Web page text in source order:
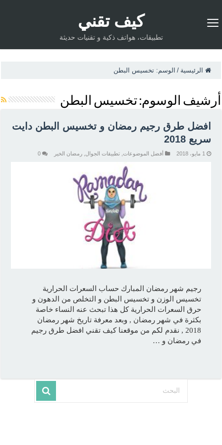
كيف تقني
تطبيقات، هواتف ذكية و تقنيات حديثة
الرئيسية / الوسم:تخسيس البطن
أرشيف الوسوم:تخسيس البطن
افضل طرق رجيم رمضان و تخسيس البطن دايت
سريع 2018
1 مايو، 2018 أفضل الموضوعات ,تطبيقات الجوال ,رمضان الخير 0
رجيم شهر رمضان المبارك حساب السعرات الحرارية
تخسيس الوزن و تخسيس البطن و التخلص من الدهون و
حرق السعرات الحرارية كل هذا تبحث عنه النساء خاصة
بكثرة في شهر رمضان , وبعد معرفة تاريخ شهر رمضان
2018 , نقدم لكم من موقعنا كيف تقني افضل طرق رجيم
في رمضان و …